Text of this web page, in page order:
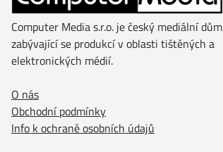
Computer Media s.r.o. je český mediální dům
zabývající se produkcí v oblasti tištěných a
elektronických médií.
O nás
Obchodní podmínky
Info k ochraně osobních údajů